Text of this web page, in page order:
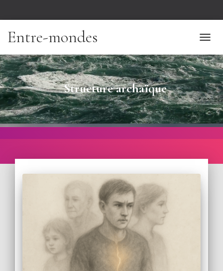
Entre-mondes
Structure archaïque